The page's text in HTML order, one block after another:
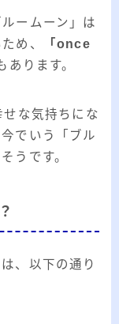
ームーン」は
め、
「once
あります。
な気持ちにな
でいう「ブル
うです。
、以下の通り